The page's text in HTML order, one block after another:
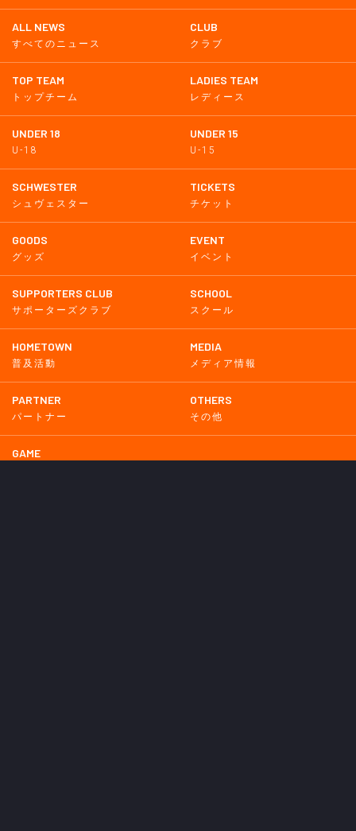
ALL NEWS
すべてのニュース
CLUB
クラブ
TOP TEAM
トップチーム
LADIES TEAM
レディース
UNDER 18
U-18
UNDER 15
U-15
SCHWESTER
シュヴェスター
TICKETS
チケット
GOODS
グッズ
EVENT
イベント
SUPPORTERS CLUB
サポーターズクラブ
SCHOOL
スクール
HOMETOWN
普及活動
MEDIA
メディア情報
PARTNER
パートナー
OTHERS
その他
GAME